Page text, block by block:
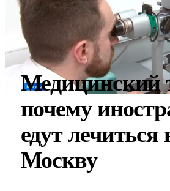
Медицинский
почему
едут лечиться
Москву